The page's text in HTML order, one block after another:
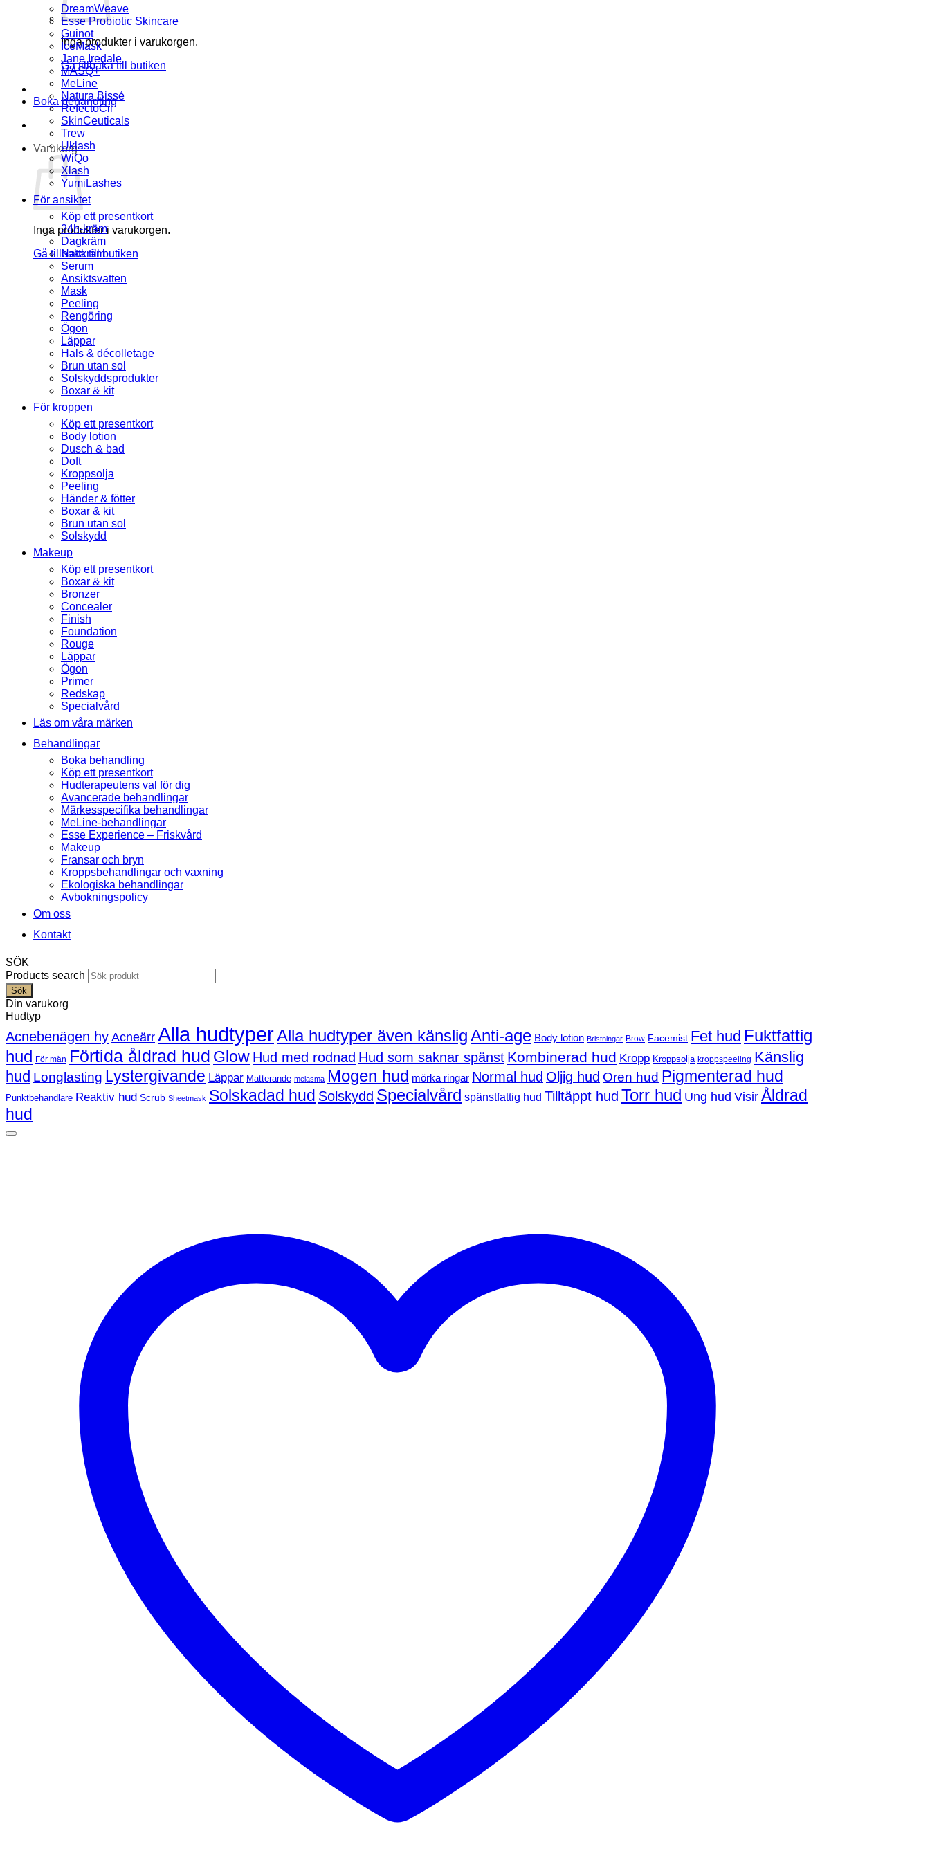
Inga produkter i varukorgen.
Gå tillbaka till butiken
Boka behandling
Varukorg
Inga produkter i varukorgen.
Gå tillbaka till butiken
DreamWeave
Esse Probiotic Skincare
Guinot
IceMask
Jane Iredale
MASQ+
MeLine
Natura Bissé
RefectoCil
SkinCeuticals
Trew
Uklash
WiQo
Xlash
YumiLashes
För ansiktet
Köp ett presentkort
24h-kräm
Dagkräm
Nattkräm
Serum
Ansiktsvatten
Mask
Peeling
Rengöring
Ögon
Läppar
Hals & décolletage
Brun utan sol
Solskyddsprodukter
Boxar & kit
För kroppen
Köp ett presentkort
Body lotion
Dusch & bad
Doft
Kroppsolja
Peeling
Händer & fötter
Boxar & kit
Brun utan sol
Solskydd
Makeup
Köp ett presentkort
Boxar & kit
Bronzer
Concealer
Finish
Foundation
Rouge
Läppar
Ögon
Primer
Redskap
Specialvård
Läs om våra märken
Behandlingar
Boka behandling
Köp ett presentkort
Hudterapeutens val för dig
Avancerade behandlingar
Märkesspecifika behandlingar
MeLine-behandlingar
Esse Experience – Friskvård
Makeup
Fransar och bryn
Kroppsbehandlingar och vaxning
Ekologiska behandlingar
Avbokningspolicy
Om oss
Kontakt
SÖK
Products search
Sök
Din varukorg
Hudtyp
Acnebenägen hy Acneärr Alla hudtyperAlla hudtyper även känsligAnti-age Body lotion Bristningar Brow Facemist Fet hud Fuktfattig
hud För män Förtida åldrad hud Glow Hud med rodnad Hud som saknar spänst Kombinerad hud Kropp Kroppsolja kroppspeeling Känslig
hud Longlasting Lystergivande Läppar Matterande melasma Mogen hud mörka ringar Normal hud Oljig hud Oren hud Pigmenterad hud
Punktbehandlare Reaktiv hud Scrub Sheetmask Solskadad hud Solskydd Specialvård spänstfattig hud Tilltäppt hud Torr hud Ung hud VisirÅldrad
hud